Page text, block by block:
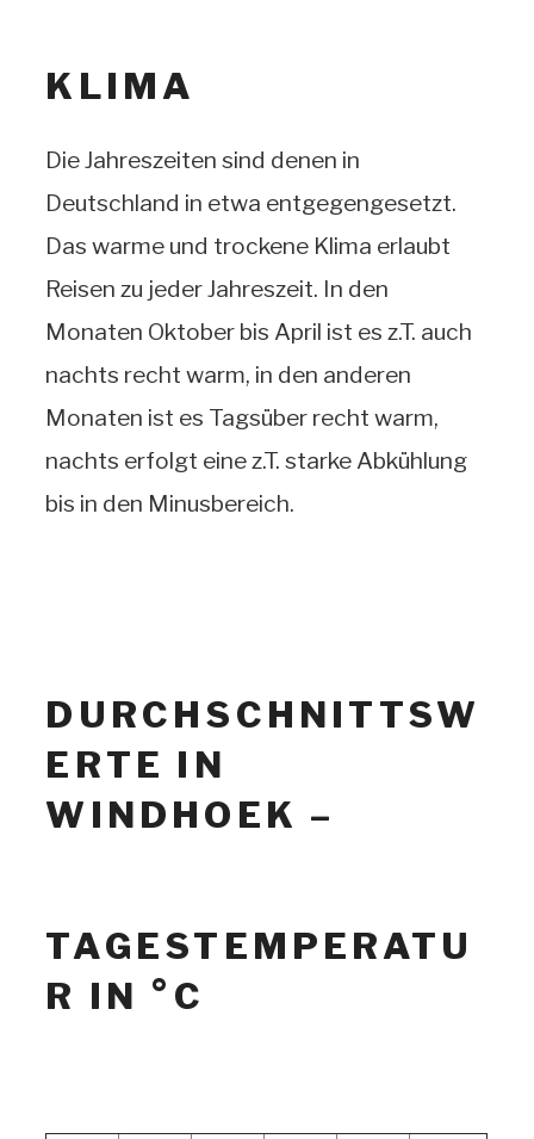
KLIMA
Die Jahreszeiten sind denen in
Deutschland in etwa entgegengesetzt.
Das warme und trockene Klima erlaubt
Reisen zu jeder Jahreszeit. In den
Monaten Oktober bis April ist es z.T. auch
nachts recht warm, in den anderen
Monaten ist es Tagsüber recht warm,
nachts erfolgt eine z.T. starke Abkühlung
bis in den Minusbereich.
DURCHSCHNITTSW
ERTE IN
WINDHOEK –
TAGESTEMPERATU
R IN °C